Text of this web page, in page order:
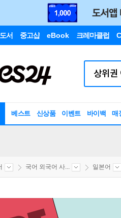
서 중고샵 eBook 크레마클럽
베스트 신상품 이벤트 바이백 매
국어 외국어 사... 일본어